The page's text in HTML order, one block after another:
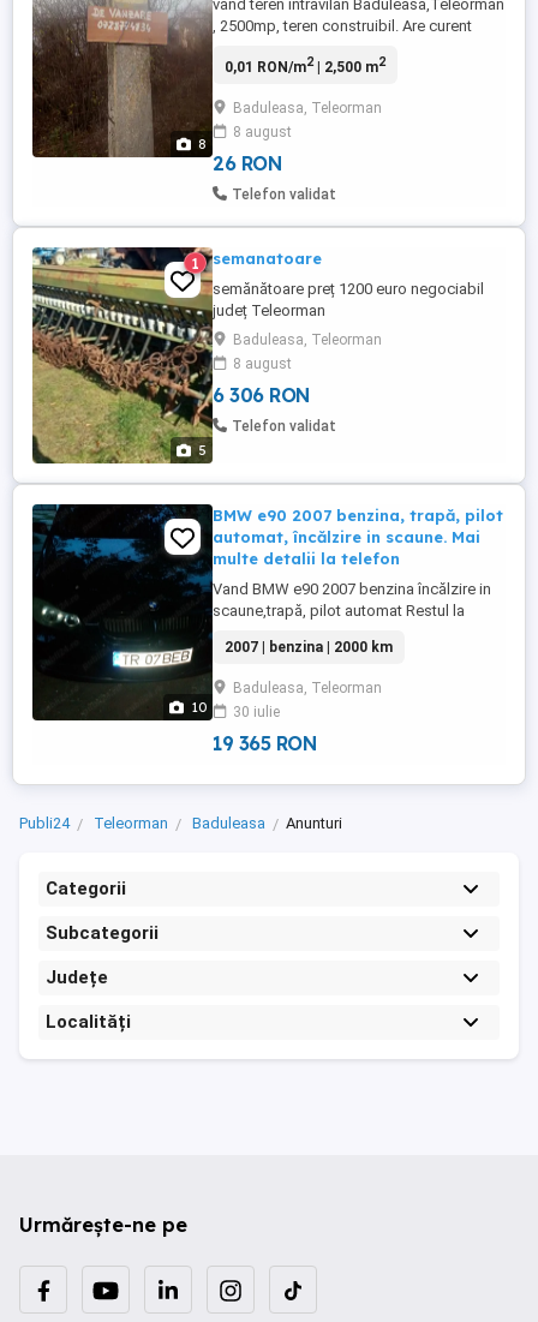
8
vand teren intravilan Baduleasa,Teleorman
, 2500mp, teren construibil. Are curent
negociabil. Detalii la telefon.
0,01 RON/m2| 2,500 m2
Baduleasa, Teleorman
8 august
26 RON
Telefon validat
5
1 semanatoare
semănătoare preț 1200 euro negociabil
județ Teleorman
Baduleasa, Teleorman
8 august
6 306 RON
Telefon validat
10
BMW e90 2007 benzina, trapă, pilot
automat, încălzire in scaune. Mai
multe detalii la telefon
Vand BMW e90 2007 benzina încălzire in
scaune,trapă, pilot automat Restul la
2007 | benzina | 2000 km
Baduleasa, Teleorman
30 iulie
19 365 RON
Publi24 Teleorman Baduleasa Anunturi
Categorii
Subcategorii
Județe
Localități
Urmărește-ne pe